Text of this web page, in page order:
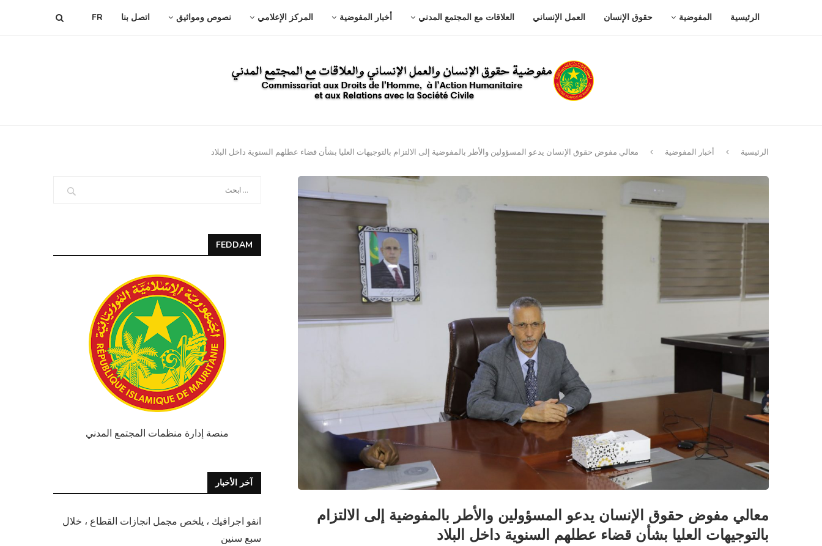
الرئيسية المفوضية حقوق الإنسان العمل الإنساني العلاقات مع المجتمع المدني أخبار المفوضية المركز الإعلامي نصوص ومواثيق اتصل بنا FR
الرئيسية أخبار المفوضية معالي مفوض حقوق الإنسان يدعو المسؤولين والأطر بالمفوضية إلى الالتزام بالتوجيهات العليا بشأن قضاء عطلهم السنوية داخل البلاد
معالي مفوض حقوق الإنسان يدعو المسؤولين والأطر بالمفوضية إلى الالتزام
بالتوجيهات العليا بشأن قضاء عطلهم السنوية داخل البلاد
FEDDAM
منصة إدارة منظمات المجتمع المدني
آخر الأخبار
انفو اجرافيك ، يلخص مجمل انجازات القطاع ، خلال
سبع سنين